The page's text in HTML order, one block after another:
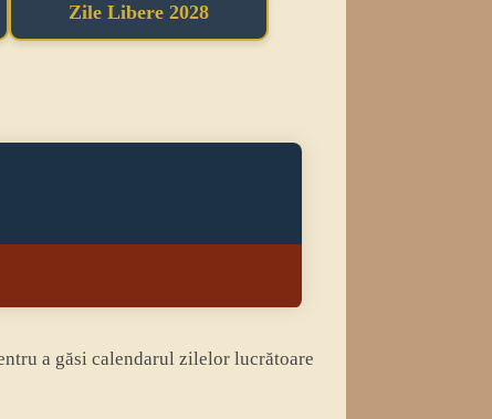
Zile Libere 2028
a găsi calendarul zilelor lucrătoare